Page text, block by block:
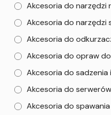
Akcesoria do narzędzi
Akcesoria do narzędzi
Akcesoria do
Akcesoria do opraw
Akcesoria do sadzenia
Akcesoria do serwerów
Akcesoria do